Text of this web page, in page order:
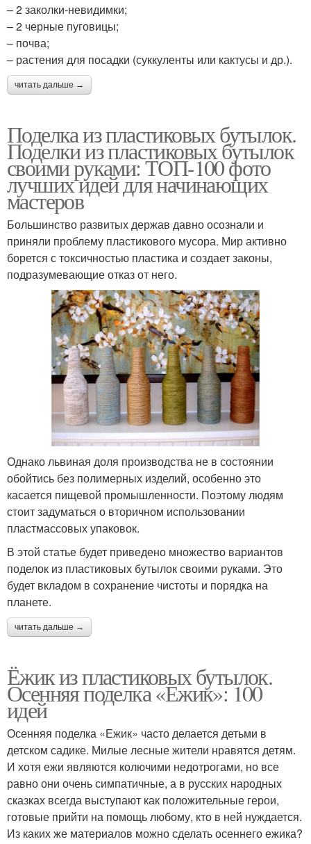
– 2 заколки-невидимки;
– 2 черные пуговицы;
– почва;
– растения для посадки (суккуленты или кактусы и др.).
читать дальше →
Поделка из пластиковых бутылок.
Поделки из пластиковых бутылок
своими руками: ТОП-100 фото
лучших идей для начинающих
мастеров
Большинство развитых держав давно осознали и
приняли проблему пластикового мусора. Мир активно
борется с токсичностью пластика и создает законы,
подразумевающие отказ от него.
Однако львиная доля производства не в состоянии
обойтись без полимерных изделий, особенно это
касается пищевой промышленности. Поэтому людям
стоит задуматься о вторичном использовании
пластмассовых упаковок.
В этой статье будет приведено множество вариантов
поделок из пластиковых бутылок своими руками. Это
будет вкладом в сохранение чистоты и порядка на
планете.
читать дальше →
Ёжик из пластиковых бутылок.
Осенняя поделка «Ежик»: 100
идей
Осенняя поделка «Ежик» часто делается детьми в
детском садике. Милые лесные жители нравятся детям.
И хотя ежи являются колючими недотрогами, но все
равно они очень симпатичные, а в русских народных
сказках всегда выступают как положительные герои,
готовые прийти на помощь любому, кто в ней нуждается.
Из каких же материалов можно сделать осеннего ежика?